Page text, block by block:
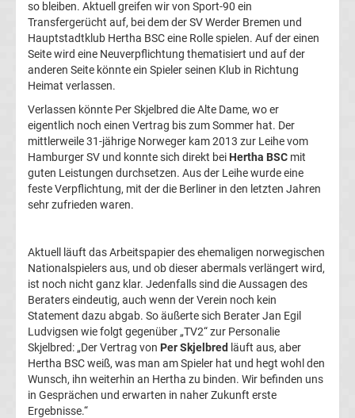
Europa
Conference
League
Premier
League
La
Serie
A
Türk.
Süper
so bleiben. Aktuell greifen wir von Sport-90 ein
Transfergerücht auf, bei dem der SV Werder Bremen und
Hauptstadtklub Hertha BSC eine Rolle spielen. Auf der einen
Seite wird eine Neuverpflichtung thematisiert und auf der
anderen Seite könnte ein Spieler seinen Klub in Richtung
Heimat verlassen.
Verlassen könnte Per Skjelbred die Alte Dame, wo er
eigentlich noch einen Vertrag bis zum Sommer hat. Der
mittlerweile 31-jährige Norweger kam 2013 zur Leihe vom
Hamburger SV und konnte sich direkt bei Hertha BSC mit
guten Leistungen durchsetzen. Aus der Leihe wurde eine
feste Verpflichtung, mit der die Berliner in den letzten Jahren
sehr zufrieden waren.
Aktuell läuft das Arbeitspapier des ehemaligen norwegischen
Nationalspielers aus, und ob dieser abermals verlängert wird,
ist noch nicht ganz klar. Jedenfalls sind die Aussagen des
Beraters eindeutig, auch wenn der Verein noch kein
Statement dazu abgab. So äußerte sich Berater Jan Egil
Ludvigsen wie folgt gegenüber „TV2“ zur Personalie
Skjelbred: „Der Vertrag von Per Skjelbred läuft aus, aber
Hertha BSC weiß, was man am Spieler hat und hegt wohl den
Wunsch, ihn weiterhin an Hertha zu binden. Wir befinden uns
in Gesprächen und erwarten in naher Zukunft erste
Ergebnisse.“